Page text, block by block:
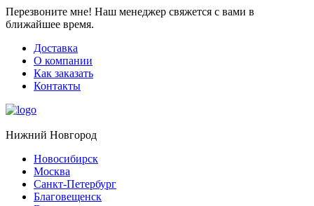
Перезвоните мне! Наш менеджер свяжется с вами в
ближайшее время.
Доставка
О компании
Как заказать
Контакты
Нижний Новгород
Новосибирск
Москва
Санкт-Петербург
Благовещенск